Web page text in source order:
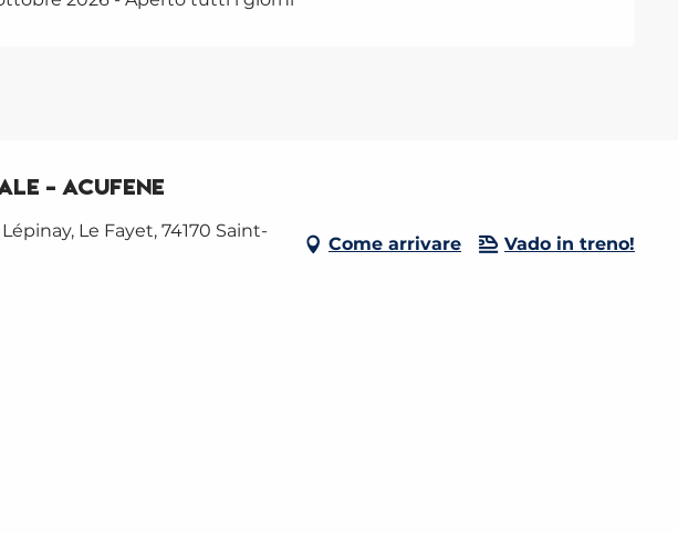
- Acufene
Le Fayet, 74170 Saint-
Come arrivare Vado in treno!